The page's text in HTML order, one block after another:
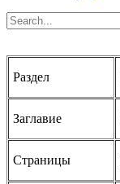
Раздел
Заглавие
Страницы